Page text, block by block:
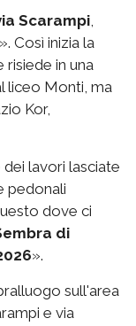
Scarampi,
Così inizia la
in una
liceo Monti, ma
Kor,
lavori lasciate
pedonali
dove ci
di
».
sull'area
e via